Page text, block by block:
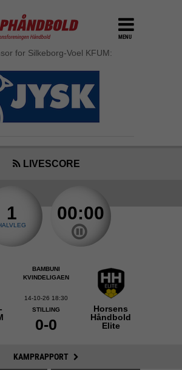
MENU
for Silkeborg-Voel KFUM:
LIVESCORE
1 00:00
BAMBUNI
KVINDELIGAEN
14-10-26 18:30
STILLING
0-0
Horsens
Håndbold
Elite
KAMPRAPPORT